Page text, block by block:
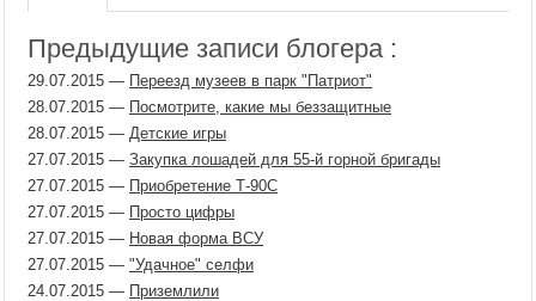
Предыдущие записи блогера :
29.07.2015 — Переезд музеев в парк "Патриот"
28.07.2015 — Посмотрите, какие мы беззащитные
28.07.2015 — Детские игры
27.07.2015 — Закупка лошадей для 55-й горной бригады
27.07.2015 — Приобретение Т-90С
27.07.2015 — Просто цифры
27.07.2015 — Новая форма ВСУ
27.07.2015 — "Удачное" селфи
24.07.2015 — Приземлили